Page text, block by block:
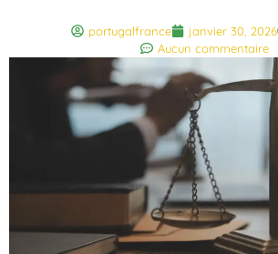
portugalfrance janvier 30, 2026
Aucun commentaire